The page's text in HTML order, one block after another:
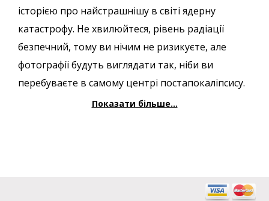
історією про найстрашнішу в світі ядерну
катастрофу. Не хвилюйтеся, рівень радіації
безпечний, тому ви нічим не ризикуєте, але
фотографії будуть виглядати так, ніби ви
перебуваєте в самому центрі постапокаліпсису.
Показати більше...